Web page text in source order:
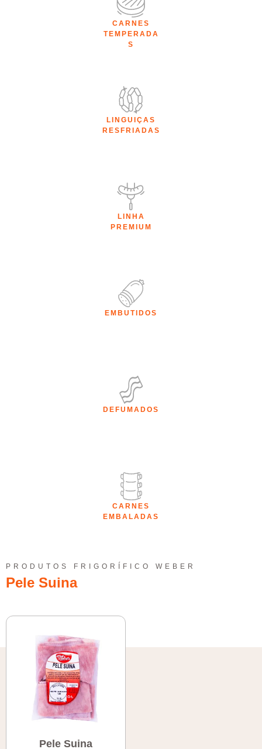
CARNES
TEMPERADA
S
LINGUIÇAS
RESFRIADAS
LINHA
PREMIUM
EMBUTIDOS
DEFUMADOS
CARNES
EMBALADAS
PRODUTOS FRIGORÍFICO WEBER
Pele Suina
Pele Suina